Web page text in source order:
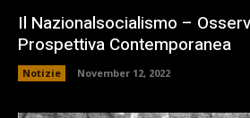
Il Nazionalsocialismo –
Prospettiva Contemporanea
Notizie November 12, 2022